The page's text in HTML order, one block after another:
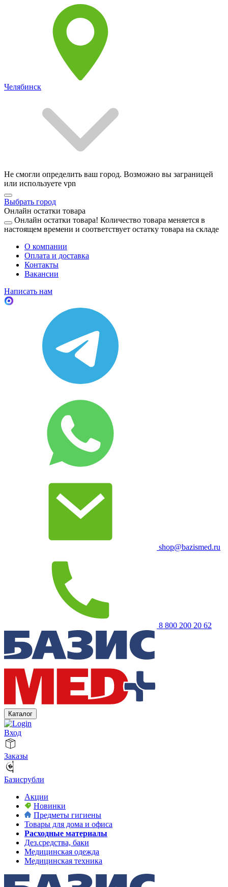
Челябинск
Не смогли определить ваш город. Возможно вы заграницей
или используете vpn
Выбрать город
Онлайн остатки товара
Онлайн остатки товара! Количество товара меняется в
настоящем времени и соответствует остатку товара на складе
О компании
Оплата и доставка
Контакты
Вакансии
Написать нам
shop@bazismed.ru
8 800 200 20 62
Каталог
Вход
Заказы
Базисрубли
Акции
Новинки
Предметы гигиены
Товары для дома и офиса
Расходные материалы
Дез.средства, баки
Медицинская одежда
Медицинская техника